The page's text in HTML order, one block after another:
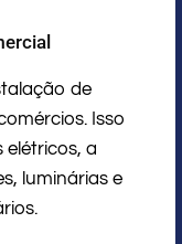
de
Isso
elétricos, a
luminárias e